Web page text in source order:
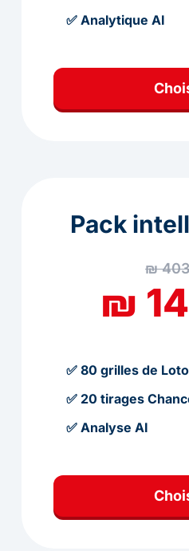
✅ Analytique AI
Pack
₪
₪
✅ 80 grilles de Loto
✅ 20 tirages
✅ Analyse AI